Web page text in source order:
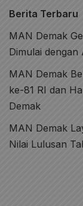
Berita Terbaru
MAN Demak
Dimulai dengan
MAN Demak
ke-81 RI dan
Demak
MAN Demak
Nilai Lulusan